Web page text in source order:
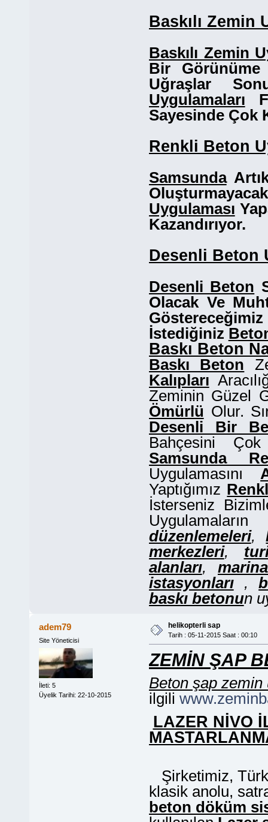
Baskılı Zemin
Baskılı Zemin
Bir Görünüme
Uğraşlar
Uygulamaları
Sayesinde Çok
Renkli Beton
Samsunda
Uygulaması
Kazandırıyor.
Desenli Beton
Desenli Beton
Olacak Ve
İstediğiniz
Baskı Beton
Baskı Beton
Kalıpları
Zeminin Güzel
Ömürlü Olur.
Desenli Bir
Bahçesini
Samsunda
Uygulamasını
Yaptığımız
İsterseniz
düzenlemeleri,
merkezleri,
alanları,
istasyonları,
baskı betonun
adem79
Site Yöneticisi
İleti: 5
Üyelik Tarihi: 22-10-2015
helikopterli sap
Tarih : 05-11-2015 Saat : 00:10
ZEMİN ŞAP
Beton şap zemin
ilgili
LAZER NİVO
Şirketimiz,
klasik anolu,
beton döküm